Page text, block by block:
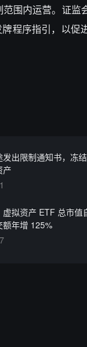
围内运营。证监
程序指引，以促
出限制通知书，冻
产
拟资产 ETF 总市值
额年增 125%